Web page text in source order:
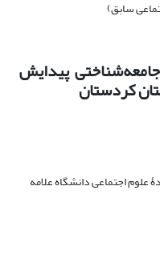
پیدایش
کردستان
اجتماعی دانشگاه علامه